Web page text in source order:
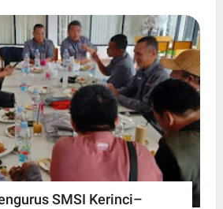
SMSI Kerinci–